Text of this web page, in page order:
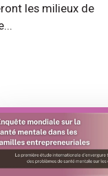
les milieux de